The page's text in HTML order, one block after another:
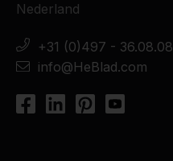
Nederland
+31 (0)497 - 36.08.08
info@HeBlad.com